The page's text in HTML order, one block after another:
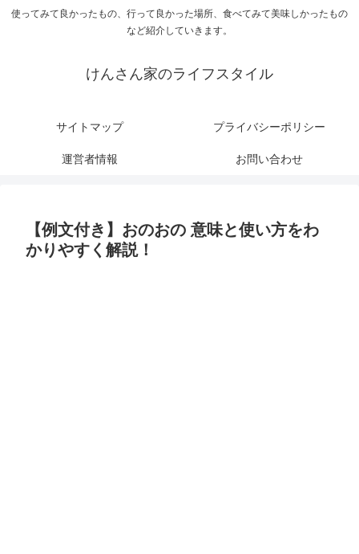
使ってみて良かったもの、行って良かった場所、食べてみて美味しかったもの
など紹介していきます。
けんさん家のライフスタイル
サイトマップ プライバシーポリシー
運営者情報 お問い合わせ
【例文付き】おのおの 意味と使い方をわ
かりやすく解説！